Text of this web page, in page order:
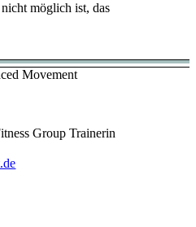
möglich ist, das
Group Trainerin